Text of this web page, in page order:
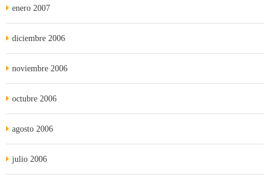
enero 2007
diciembre 2006
noviembre 2006
octubre 2006
agosto 2006
julio 2006